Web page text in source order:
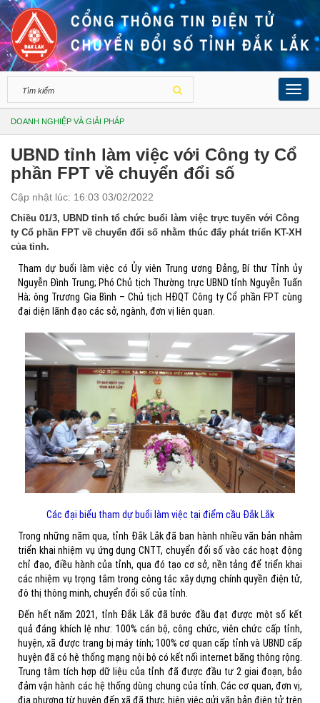
DOANH NGHIỆP VÀ GIẢI PHÁP
UBND tỉnh làm việc với Công ty Cổ
phần FPT về chuyển đổi số
Cập nhật lúc: 16:03 03/02/2022
Chiều 01/3, UBND tỉnh tổ chức buổi làm việc trực tuyến với Công
ty Cổ phần FPT về chuyển đổi số nhằm thúc đẩy phát triển KT-XH
của tỉnh.
Tham dự buổi làm việc có Ủy viên Trung ương Đảng, Bí thư Tỉnh ủy
Nguyễn Đình Trung; Phó Chủ tịch Thường trực UBND tỉnh Nguyễn Tuấn
Hà; ông Trương Gia Bình – Chủ tịch HĐQT Công ty Cổ phần FPT cùng
đại diện lãnh đạo các sở, ngành, đơn vị liên quan.
Các đại biểu tham dự buổi làm việc tại điểm cầu Đắk Lắk
Trong những năm qua, tỉnh Đắk Lắk đã ban hành nhiều văn bản nhằm
triển khai nhiệm vụ ứng dụng CNTT, chuyển đổi số vào các hoạt động
chỉ đạo, điều hành của tỉnh, qua đó tạo cơ sở, nền tảng để triển khai
các nhiệm vụ trọng tâm trong công tác xây dựng chính quyền điện tử,
đô thị thông minh, chuyển đổi số của tỉnh.
Đến hết năm 2021, tỉnh Đắk Lắk đã bước đầu đạt được một số kết
quả đáng khích lệ như: 100% cán bộ, công chức, viên chức cấp tỉnh,
huyện, xã được trang bị máy tính; 100% cơ quan cấp tỉnh và UBND cấp
huyện đã có hệ thống mạng nội bộ có kết nối internet băng thông rộng.
Trung tâm tích hợp dữ liệu của tỉnh đã được đầu tư 2 giai đoạn, bảo
đảm vận hành các hệ thống dùng chung của tỉnh. Các cơ quan, đơn vị,
địa phương từ huyện đến xã đã thực hiện việc gửi văn bản điện tử trên